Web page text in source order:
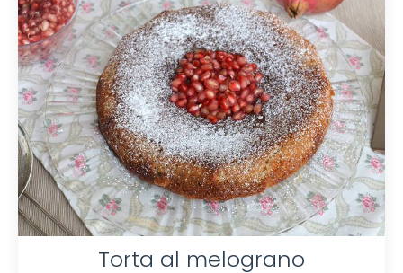
Torta al melograno